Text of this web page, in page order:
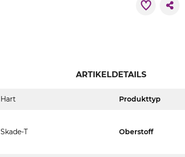
ARTIKELDETAILS
Hart Produkttyp
Skade-T Oberstoff